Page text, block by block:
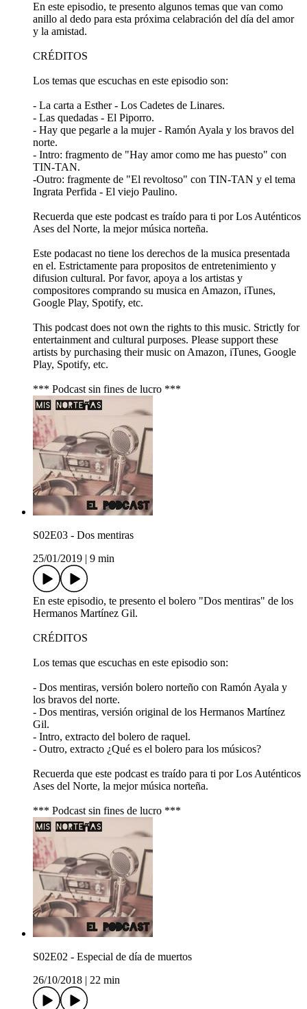
En este episodio, te presento algunos temas que van como
anillo al dedo para esta próxima celabración del día del amor
y la amistad.
CRÉDITOS
Los temas que escuchas en este episodio son:
- La carta a Esther - Los Cadetes de Linares.
- Las quedadas - El Piporro.
- Hay que pegarle a la mujer - Ramón Ayala y los bravos del
norte.
- Intro: fragmento de "Hay amor como me has puesto" con
TIN-TAN.
-Outro: fragmente de "El revoltoso" con TIN-TAN y el tema
Ingrata Perfida - El viejo Paulino.
Recuerda que este podcast es traído para ti por Los Auténticos
Ases del Norte, la mejor música norteña.
Este podacast no tiene los derechos de la musica presentada
en el. Estrictamente para propositos de entretenimiento y
difusion cultural. Por favor, apoya a los artistas y
compositores comprando su musica en Amazon, iTunes,
Google Play, Spotify, etc.
This podcast does not own the rights to this music. Strictly for
entertainment and cultural purposes. Please support these
artists by purchasing their music on Amazon, iTunes, Google
Play, Spotify, etc.
*** Podcast sin fines de lucro ***
S02E03 - Dos mentiras
25/01/2019
9 min
En este episodio, te presento el bolero "Dos mentiras" de los
Hermanos Martínez Gil.
CRÉDITOS
Los temas que escuchas en este episodio son:
- Dos mentiras, versión bolero norteño con Ramón Ayala y
los bravos del norte.
- Dos mentiras, versión original de los Hermanos Martínez
Gil.
- Intro, extracto del bolero de raquel.
- Outro, extracto ¿Qué es el bolero para los músicos?
Recuerda que este podcast es traído para ti por Los Auténticos
Ases del Norte, la mejor música norteña.
*** Podcast sin fines de lucro ***
S02E02 - Especial de día de muertos
26/10/2018
22 min